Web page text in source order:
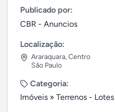
Publicado por:
CBR - Anuncios
Localização:
Araraquara,Centro
São Paulo
Categoria:
Imóveis » Terrenos - Lotes